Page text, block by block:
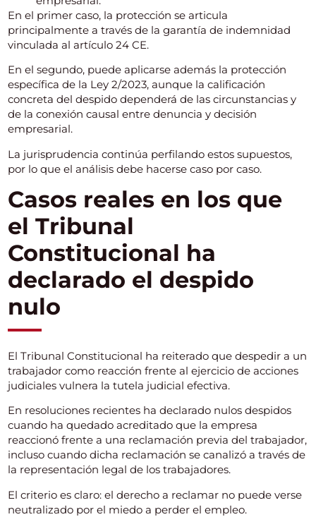
En el primer caso, la protección se articula
principalmente a través de la garantía de indemnidad
vinculada al artículo 24 CE.
En el segundo, puede aplicarse además la protección
específica de la Ley 2/2023, aunque la calificación
concreta del despido dependerá de las circunstancias y
de la conexión causal entre denuncia y decisión
empresarial.
La jurisprudencia continúa perfilando estos supuestos,
por lo que el análisis debe hacerse caso por caso.
Casos reales en los que
el Tribunal
Constitucional ha
declarado el despido
nulo
El Tribunal Constitucional ha reiterado que despedir a un
trabajador como reacción frente al ejercicio de acciones
judiciales vulnera la tutela judicial efectiva.
En resoluciones recientes ha declarado nulos despidos
cuando ha quedado acreditado que la empresa
reaccionó frente a una reclamación previa del trabajador,
incluso cuando dicha reclamación se canalizó a través de
la representación legal de los trabajadores.
El criterio es claro: el derecho a reclamar no puede verse
neutralizado por el miedo a perder el empleo.